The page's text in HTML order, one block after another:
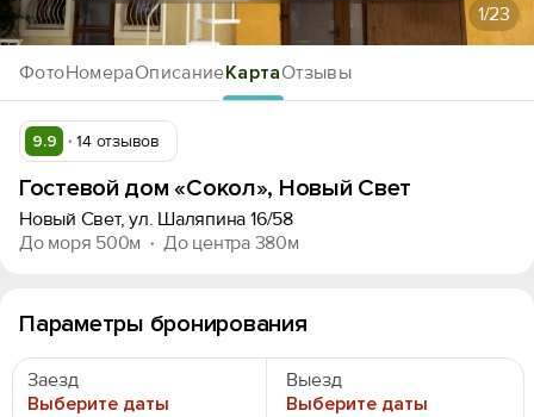
ФотоНомераОписаниеКартаОтзывы
1/23
9.9 14 отзывов
Гостевой дом «Сокол», Новый Свет
Новый Свет, ул. Шаляпина 16/58
До моря 500м
До центра 380м
Параметры бронирования
Заезд
Выберите даты
Выезд
Выберите даты